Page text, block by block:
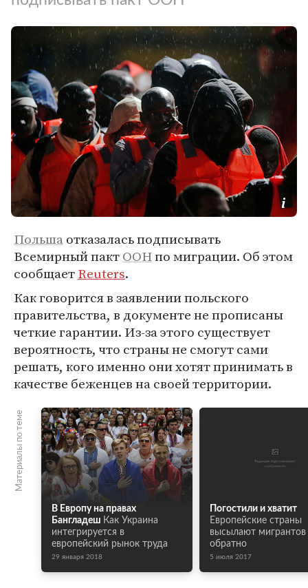
Польшаотказалась подписывать
Всемирный пактООНпо миграции. Об этом
сообщаетReuters.
Как говорится в заявлении польского
правительства, в документе не прописаны
четкие гарантии. Из-за этого существует
вероятность, что страны не смогут сами
решать, кого именно они хотят принимать в
качестве беженцев на своей территории.
Материалы по теме
В Европу на правах
Бангладеш Как Украина
интегрируется в
европейский рынок труда
29 января 2018
Погостили и хватит
Европейские страны
высылают мигрантов
обратно
5 июля 2017